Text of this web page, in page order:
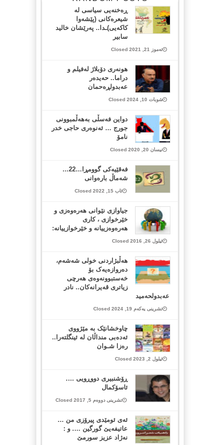
ڕەخنەیى سیاسى لە
شیعرەکانى (پێشەوا
کاکەیى)ـدا.. پەرێشان خالید
سابیر
تەموز 21, 2021 Closed
هونەری دۆبلاژ لەفیلم و
دراما.. حەیدەر
عەبدولڕەحمان
شوبات 10, 2024 Closed
دواین فەسڵی بەهەڵمبوونی
جورج … ئەنوەری حاجی خدر
نامۆ
نیسان 20, 2020 Closed
فەقێیەکی گوومڕا…22…
شەماڵ بارەوانی
ئاب 15, 2022 Closed
جیاوازی نێوانی هه‌ره‌وه‌زی و
خێرخوازی ، کاری
هه‌ره‌وه‌زییانه‌ و خێرخوازییانه‌:
ئیلول 26, 2016 Closed
هەڵبژاردنی خولی شەشەم،
دەروازەیەک بۆ
خەستبوونەوەی هەرچی
زیاتری قەیرانەکان.. نادر
عەبدولحەمید
تشرینی یەکەم 19, 2024 Closed
چاوخشانێک بە مێژووی
ئەدەبی منداڵان لە ئینگلتەرا..
رەزا شـوان
ئیلول 2, 2023 Closed
ڕۆشنبیری دووڕویی ….
ئاسۆکمال
تشرینی دووەم 5, 2017 Closed
ئه‌ی ئومێدی پیرۆزی من …
عاتیفه‌یێ گورگین …. و :
نه‌ژاد عزیز سورمێ